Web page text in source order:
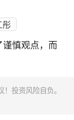
彤
慎观点，而
投资风险自负。